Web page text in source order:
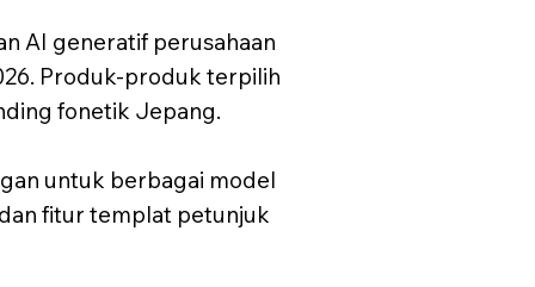
AI generatif perusahaan
Produk-produk terpilih
fonetik Jepang.
untuk berbagai model
fitur templat petunjuk